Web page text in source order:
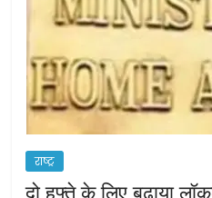
राष्ट्र
दो हफ्ते के लिए बढ़ाया